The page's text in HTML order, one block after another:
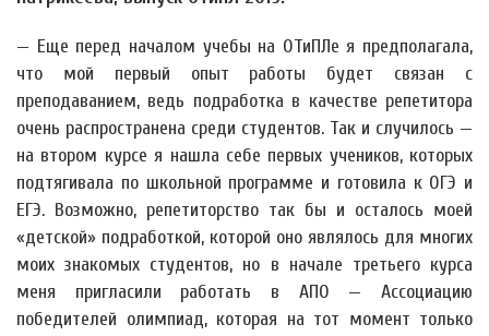
— Еще перед началом учебы на ОТиПЛе я предполагала,
что мой первый опыт работы будет связан с
преподаванием, ведь подработка в качестве репетитора
очень распространена среди студентов. Так и случилось —
на втором курсе я нашла себе первых учеников, которых
подтягивала по школьной программе и готовила к ОГЭ и
ЕГЭ. Возможно, репетиторство так бы и осталось моей
«детской» подработкой, которой оно являлось для многих
моих знакомых студентов, но в начале третьего курса
меня пригласили работать в АПО — Ассоциацию
победителей олимпиад, которая на тот момент только